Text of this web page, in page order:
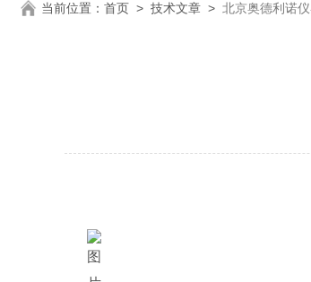
当前位置： 首页 > 技术文章 > 北京奥德利诺